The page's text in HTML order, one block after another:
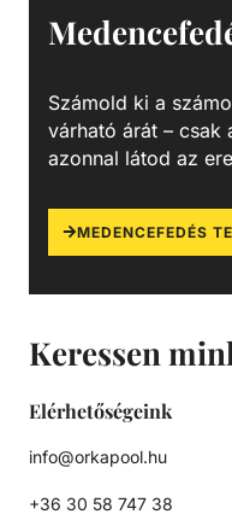
Keressen
Elérhetőségeink
info@orkapool.hu
+36 30 58 747 38
Számold ki a
várható árát – csak
azonnal látod az
MEDENCEFEDÉS